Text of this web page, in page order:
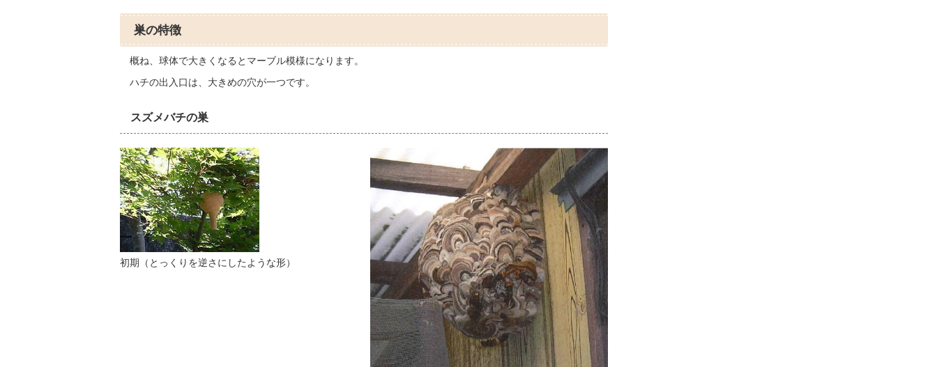
巣の特徴
概ね、球体で大きくなるとマーブル模様になります。
ハチの出入口は、大きめの穴が一つです。
スズメバチの巣
初期（とっくりを逆さにしたような形）